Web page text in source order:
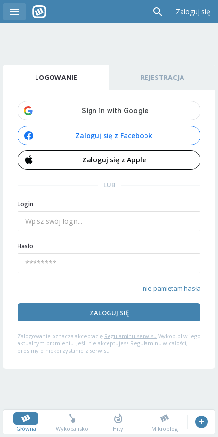
Zaloguj się
LOGOWANIE REJESTRACJA
Zaloguj się z Facebook
Zaloguj się z Apple
LUB
Login
Hasło
nie pamiętam hasła
ZALOGUJ SIĘ
Zalogowanie oznacza akceptację Regulaminu serwisu Wykop.pl w jego
aktualnym brzmieniu. Jeśli nie akceptujesz Regulaminu w całości,
prosimy o niekorzystanie z serwisu.
Główna Wykopalisko Hity Mikroblog